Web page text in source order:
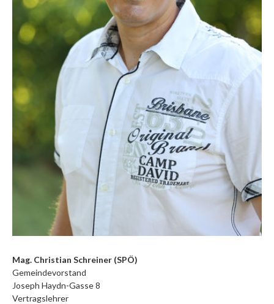
Mag. Christian Schreiner (SPÖ)
Gemeindevorstand
Joseph Haydn-Gasse 8
Vertragslehrer